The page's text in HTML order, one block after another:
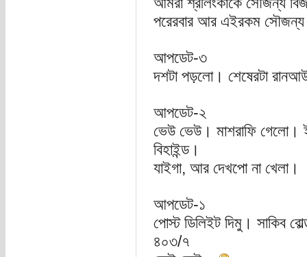
পরেরবার আর এইরকম সৌজন্য
আপডেট-৩
দশটা পড়লো। শেষেরটা
আপডেট-২
ভেউ ভেউ। মাশরাফি গেলো।
বিহাইন্ড।
যাইগা, আর দেখপো না খেলা।
আপডেট-১
পোস্ট ডিলিইট দিমু। সাকিব
৪০৩/৭